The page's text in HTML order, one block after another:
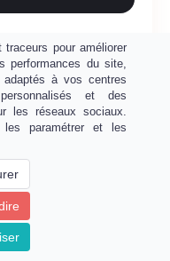
+913
déjà inscrits
pour améliorer
performances du site,
à vos centres
et des
les réseaux sociaux.
paramétrer et les